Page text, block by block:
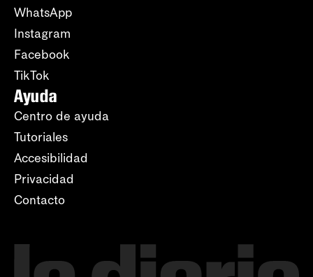
WhatsApp
Instagram
Facebook
TikTok
Ayuda
Centro de ayuda
Tutoriales
Accesibilidad
Privacidad
Contacto